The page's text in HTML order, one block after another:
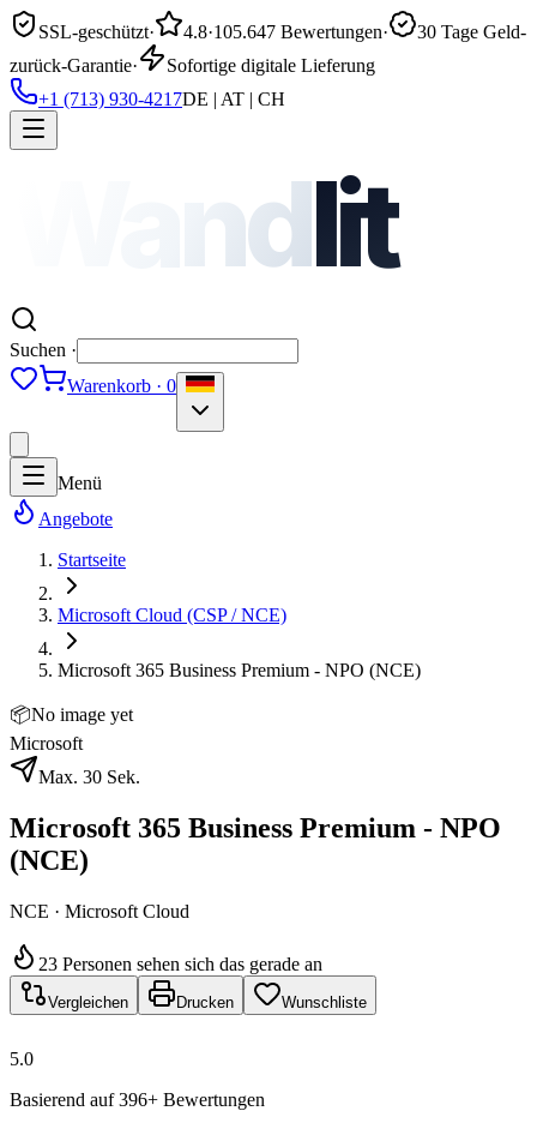
SSL-geschützt· 4.8·105.647 Bewertungen·
30 Tage Geld-
zurück-Garantie·
Sofortige digitale Lieferung
+1 (713) 930-4217DE | AT | CH
Wandlit
Suchen ·
Warenkorb · 0
Menü
Angebote
Startseite
Microsoft Cloud (CSP / NCE)
Microsoft 365 Business Premium - NPO (NCE)
📦No image yet
Microsoft
Max. 30 Sek.
Microsoft 365 Business Premium - NPO
(NCE)
NCE · Microsoft Cloud
23 Personen sehen sich das gerade an
Vergleichen Drucken Wunschliste
5.0
Basierend auf 396+ Bewertungen